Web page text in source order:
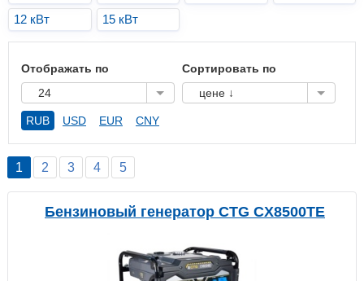
12 кВт
15 кВт
Отображать по
24
Сортировать по
цене ↓
RUB USD EUR CNY
1 2 3 4 5
Бензиновый генератор CTG CX8500TE